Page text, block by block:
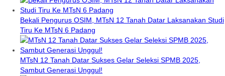
Bekali Pengurus OSIM, MTsN 12 Tanah Datar Laksanakan Studi
Tiru Ke MTsN 6 Padang
MTsN 12 Tanah Datar Sukses Gelar Seleksi SPMB 2025,
Sambut Generasi Unggul!